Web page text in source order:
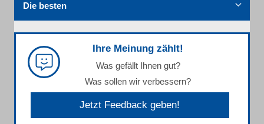
Die besten
Ihre Meinung zählt!
Was gefällt Ihnen gut?
Was sollen wir verbessern?
Jetzt Feedback geben!